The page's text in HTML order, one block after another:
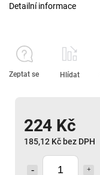
224 Kč
185,12 Kč bez DPH
Detailní informace
Zeptat se Hlídat